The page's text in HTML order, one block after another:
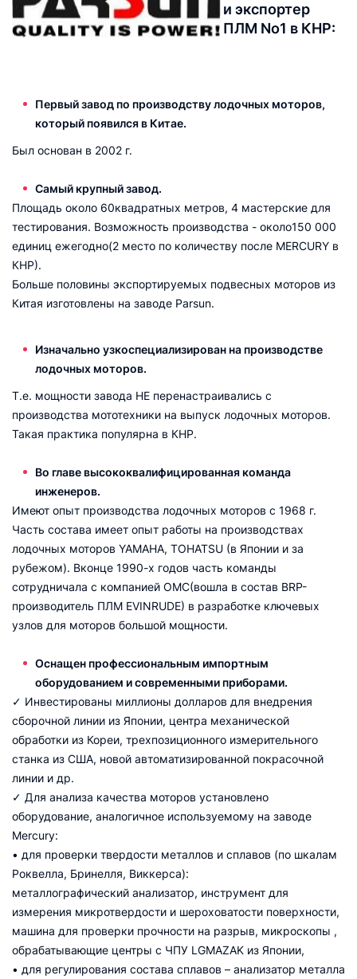
и экспортер
ПЛМ No1 в КНР:
Первый завод по производству лодочных моторов,
который появился в Китае.
Был основан в 2002 г.
Самый крупный завод.
Площадь около 60квадратных метров, 4 мастерские для
тестирования. Возможность производства - около150 000
единиц ежегодно(2 место по количеству после MERCURY в
КНР).
Больше половины экспортируемых подвесных моторов из
Китая изготовлены на заводе Parsun.
Изначально узкоспециализирован на производстве
лодочных моторов.
Т.е. мощности завода НЕ перенастраивались с
производства мототехники на выпуск лодочных моторов.
Такая практика популярна в КНР.
Во главе высококвалифицированная команда
инженеров.
Имеют опыт производства лодочных моторов с 1968 г.
Часть состава имеет опыт работы на производствах
лодочных моторов YAMAHA, TOHATSU (в Японии и за
рубежом). Вконце 1990-х годов часть команды
сотрудничала с компанией OMC(вошла в состав BRP-
производитель ПЛМ EVINRUDE) в разработке ключевых
узлов для моторов большой мощности.
Оснащен профессиональным импортным
оборудованием и современными приборами.
✓ Инвестированы миллионы долларов для внедрения
сборочной линии из Японии, центра механической
обработки из Кореи, трехпозиционного измерительного
станка из США, новой автоматизированной покрасочной
линии и др.
✓ Для анализа качества моторов установлено
оборудование, аналогичное используемому на заводе
Mercury:
• для проверки твердости металлов и сплавов (по шкалам
Роквелла, Бринелля, Виккерса):
металлографический анализатор, инструмент для
измерения микротвердости и шероховатости поверхности,
машина для проверки прочности на разрыв, микроскопы ,
обрабатывающие центры с ЧПУ LGMAZAK из Японии,
• для регулирования состава сплавов – анализатор металла